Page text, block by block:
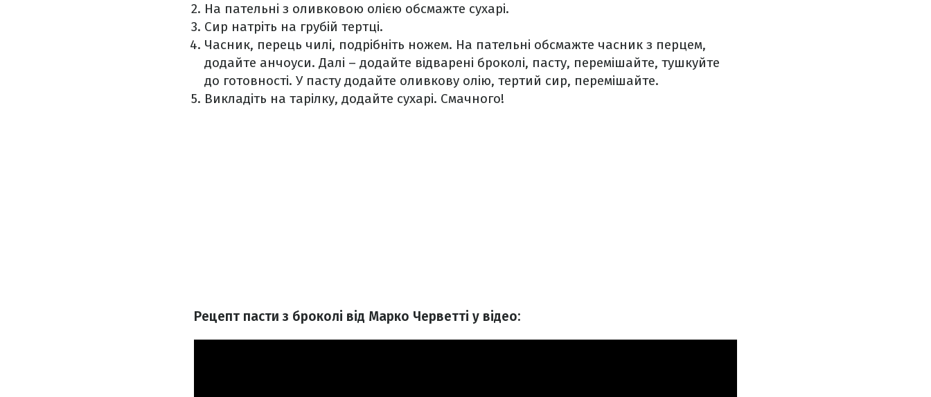
На пательні з оливковою олією обсмажте сухарі.
Сир натріть на грубій тертці.
Часник, перець чилі, подрібніть ножем. На пательні обсмажте часник з перцем,
додайте анчоуси. Далі – додайте відварені броколі, пасту, перемішайте, тушкуйте
до готовності. У пасту додайте оливкову олію, тертий сир, перемішайте.
Викладіть на тарілку, додайте сухарі. Смачного!
Рецепт пасти з броколі від Марко Черветті у відео: